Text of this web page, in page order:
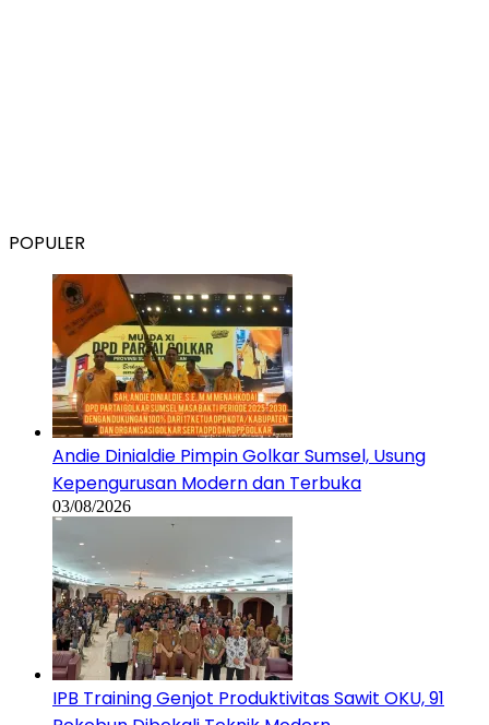
POPULER
Andie Dinialdie Pimpin Golkar Sumsel, Usung
Kepengurusan Modern dan Terbuka
03/08/2026
IPB Training Genjot Produktivitas Sawit OKU, 91